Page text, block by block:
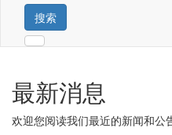
搜索
最新消息
欢迎您阅读我们最近的新闻和公